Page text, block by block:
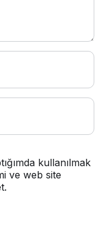
kullanılmak
ve web site